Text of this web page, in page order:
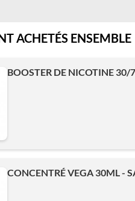
ACHETÉS ENSEMBLE
BOOSTER DE NICOTINE 30/
CONCENTRÉ VEGA 30ML -